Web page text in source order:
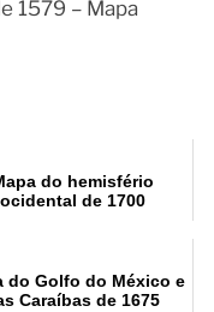
1579 – Mapa
do hemisfério
ocidental de 1700
do Golfo do México e
Caraíbas de 1675